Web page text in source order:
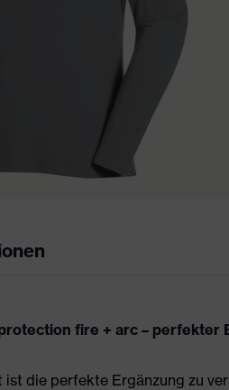
fire + arc –
ist die perfekte Ergänzung zu